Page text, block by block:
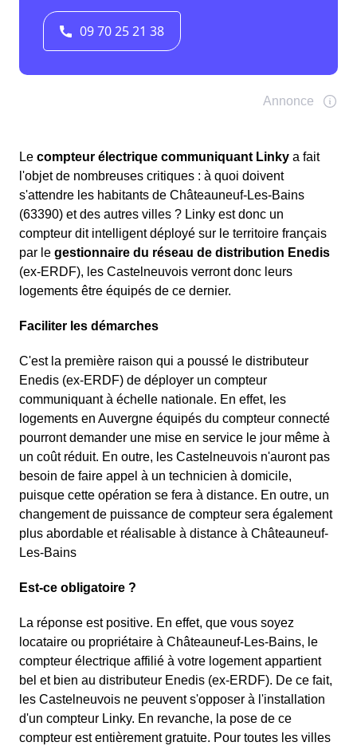
Le compteur électrique communiquant Linky a fait
l'objet de nombreuses critiques : à quoi doivent
s'attendre les habitants de Châteauneuf-Les-Bains
(63390) et des autres villes ? Linky est donc un
compteur dit intelligent déployé sur le territoire français
par le gestionnaire du réseau de distribution Enedis
(ex-ERDF), les Castelneuvois verront donc leurs
logements être équipés de ce dernier.
Faciliter les démarches
C'est la première raison qui a poussé le distributeur
Enedis (ex-ERDF) de déployer un compteur
communiquant à échelle nationale. En effet, les
logements en Auvergne équipés du compteur connecté
pourront demander une mise en service le jour même à
un coût réduit. En outre, les Castelneuvois n'auront pas
besoin de faire appel à un technicien à domicile,
puisque cette opération se fera à distance. En outre, un
changement de puissance de compteur sera également
plus abordable et réalisable à distance à Châteauneuf-
Les-Bains
Est-ce obligatoire ?
La réponse est positive. En effet, que vous soyez
locataire ou propriétaire à Châteauneuf-Les-Bains, le
compteur électrique affilié à votre logement appartient
bel et bien au distributeur Enedis (ex-ERDF). De ce fait,
les Castelneuvois ne peuvent s'opposer à l'installation
d'un compteur Linky. En revanche, la pose de ce
compteur est entièrement gratuite. Pour toutes les villes